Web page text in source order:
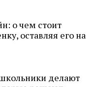
о чем стоит
оставляя его на
делают